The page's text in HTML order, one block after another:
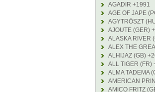
AGADIR +1991
AGE OF JAPE
AGYTRÖSZT
AJOUTE (GER) +
ALASKA RIVER
ALEX THE
ALHIJAZ (GB)
ALL TIGER (FR)
ALMA TADEMA
AMERICAN
AMICO FRITZ